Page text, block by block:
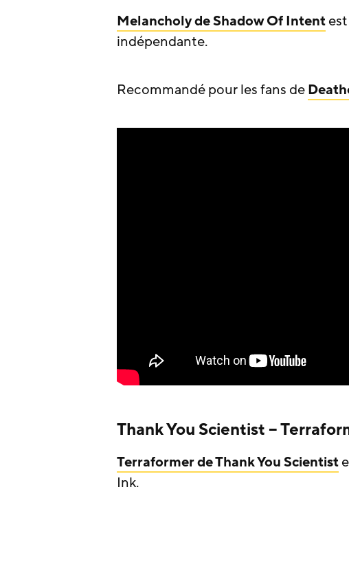
Melancholy de Shadow Of Intent
indépendante.
Recommandé pour les fans de
Thank You Scientist –
Terraformer de Thank You Scientist
Ink.